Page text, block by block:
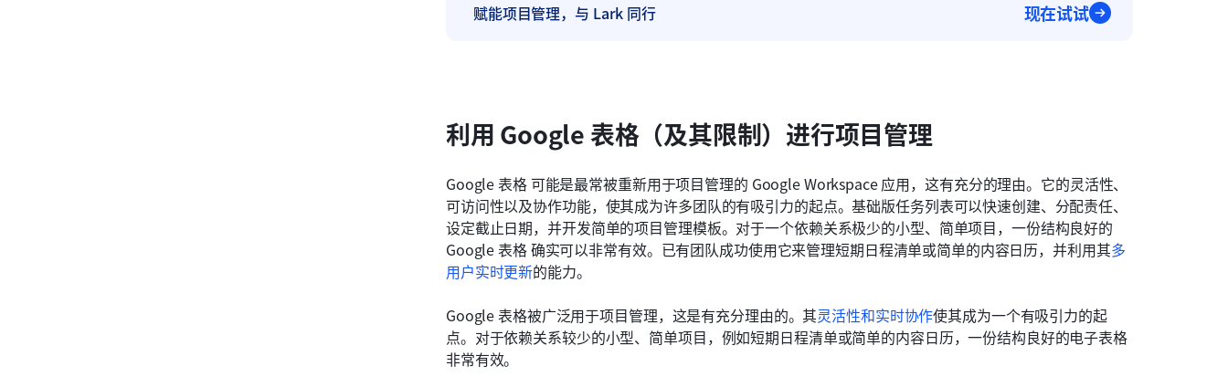
赋能项目管理，与 Lark 同行 现在试试
利用 Google 表格（及其限制）进行项目管理
Google 表格 可能是最常被重新用于项目管理的 Google Workspace 应用，这有充分的理由。它的灵活性、
可访问性以及协作功能，使其成为许多团队的有吸引力的起点。基础版任务列表可以快速创建、分配责任、
设定截止日期，并开发简单的项目管理模板。对于一个依赖关系极少的小型、简单项目，一份结构良好的
Google 表格 确实可以非常有效。已有团队成功使用它来管理短期日程清单或简单的内容日历，并利用其多
用户实时更新的能力。
Google 表格被广泛用于项目管理，这是有充分理由的。其灵活性和实时协作使其成为一个有吸引力的起
点。对于依赖关系较少的小型、简单项目，例如短期日程清单或简单的内容日历，一份结构良好的电子表格
非常有效。